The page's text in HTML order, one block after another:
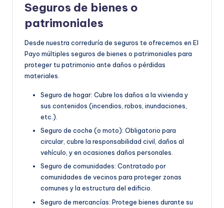
Seguros de bienes o
patrimoniales
Desde nuestra correduría de seguros te ofrecemos en El
Payo múltiples seguros de bienes o patrimoniales para
proteger tu patrimonio ante daños o pérdidas
materiales.
Seguro de hogar: Cubre los daños a la vivienda y
sus contenidos (incendios, robos, inundaciones,
etc.).
Seguro de coche (o moto): Obligatorio para
circular, cubre la responsabilidad civil, daños al
vehículo, y en ocasiones daños personales.
Seguro de comunidades: Contratado por
comunidades de vecinos para proteger zonas
comunes y la estructura del edificio.
Seguro de mercancías: Protege bienes durante su